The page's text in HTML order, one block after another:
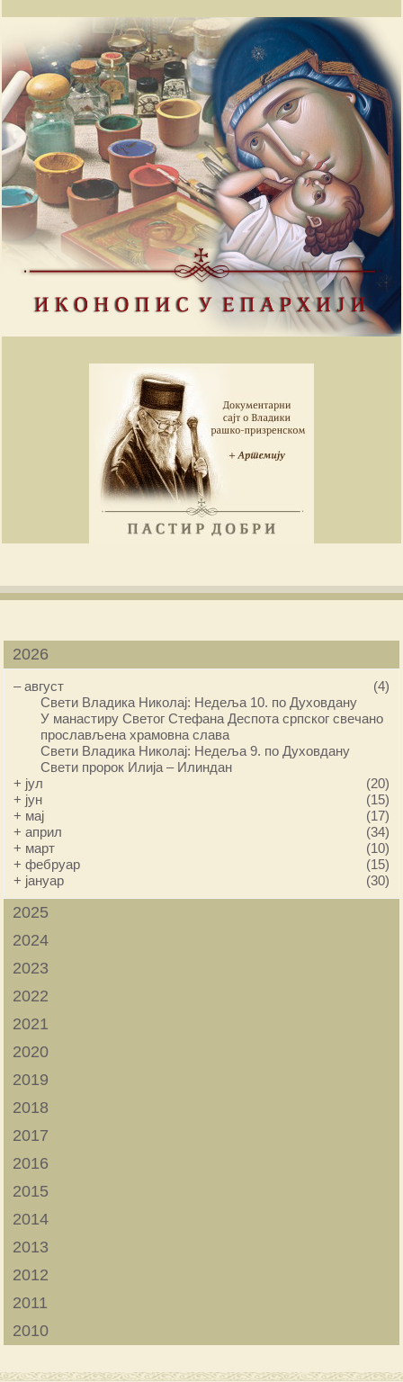
2026
–август
(4)
Свети Владика Николај: Недеља 10. по Духовдану
У манастиру Светог Стефана Деспота српског свечано
прослављена храмовна слава
Свети Владика Николај: Недеља 9. по Духовдану
Свети пророк Илија – Илиндан
+ јул
(20)
+ јун
(15)
+ мај
(17)
+април
(34)
+ март
(10)
+фебруар
(15)
+ јануар (30)
2025
2024
2023
2022
2021
2020
2019
2018
2017
2016
2015
2014
2013
2012
2011
2010